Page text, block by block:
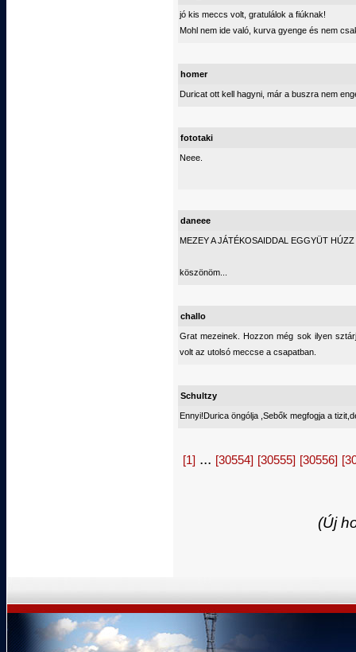
jó kis meccs volt, gratulálok a fiúknak!
Mohl nem ide való, kurva gyenge és nem
homer
Duricat ott kell hagyni, már a buszra nem
fototaki
Neee.
daneee
MEZEY A JÁTÉKOSAIDDAL EGGYÜT HÚZZ
köszönöm...
challo
Grat mezeinek. Hozzon még sok ilyen
volt az utolsó meccse a csapatban.
Schultzy
Ennyi!Durica öngólja ,Sebők megfogja a
[1] ... [30554] [30555] [30556]
(Új